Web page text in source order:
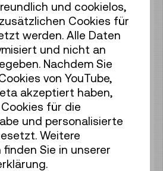
–15:30
Tickets
–16:00
–17:00
und cookielos,
Cookies für
werden. Alle Daten
und nicht an
Nachdem Sie
von YouTube,
akzeptiert haben,
für die
und personalisierte
Weitere
Sie in unserer